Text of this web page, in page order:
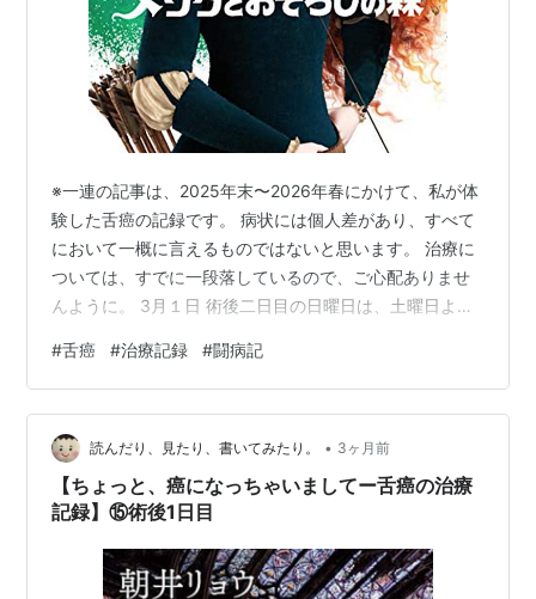
※一連の記事は、2025年末〜2026年春にかけて、私が体
験した舌癌の記録です。 病状には個人差があり、すべて
において一概に言えるものではないと思います。 治療に
ついては、すでに一段落しているので、ご心配ありませ
んように。 3月１日 術後二日目の日曜日は、土曜日より
だいぶわかり、気分も悪くならない。 けれど熱は38度以
上で、朦朧としている感じがずっと続いている。 言葉は
まだ喋れる感じがしない。舌は相変わらず腫れてい
る…。 舌の痛みはそんなにない。ちょっと痛いかなとい
う程度で、それはそれで不思議。 それよりも引き続き喉
が痛い。 まだ口から水を飲…
#舌癌 #治療記録 #闘病記
読んだり、見たり、書いてみたり。 • 3ヶ月前
【ちょっと、癌になっちゃいましてー舌癌の治療
記録】⑮術後1日目